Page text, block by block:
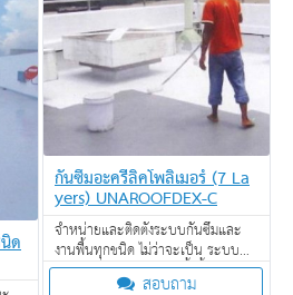
กันซึมอะครีลิคโพลิเมอร์ (7 La
yers) UNAROOFDEX-C
จำหน่ายและติดตั้งระบบกันซึมและ
งานพื้นทุกชนิด ไม่ว่าจะเป็น ระบบ
งานกันซึม ระบบงานติดตั้งพื้น งาน
สอบถาม
ด